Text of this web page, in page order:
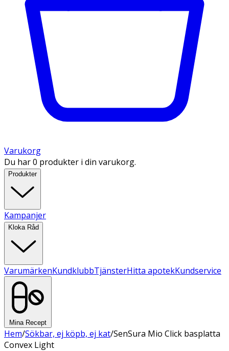
Varukorg
Du har 0 produkter i din varukorg.
Produkter
Kampanjer
Kloka Råd
VarumärkenKundklubbTjänsterHitta apotekKundservice
Mina Recept
Hem/Sökbar, ej köpb, ej kat/SenSura Mio Click basplatta
Convex Light